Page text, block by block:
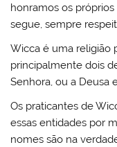
honramos os
segue, sempre
Wicca é uma religião
principalmente dois
Senhora, ou a Deusa
Os praticantes de
essas entidades por
nomes são na